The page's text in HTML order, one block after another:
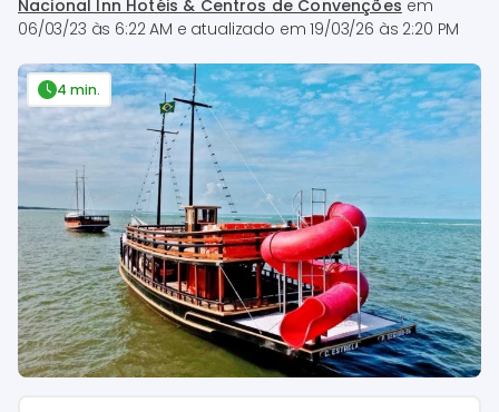
Nacional Inn Hotéis & Centros de Convenções em
06/03/23 às 6:22 AM e atualizado em19/03/26 às 2:20 PM
4 min.